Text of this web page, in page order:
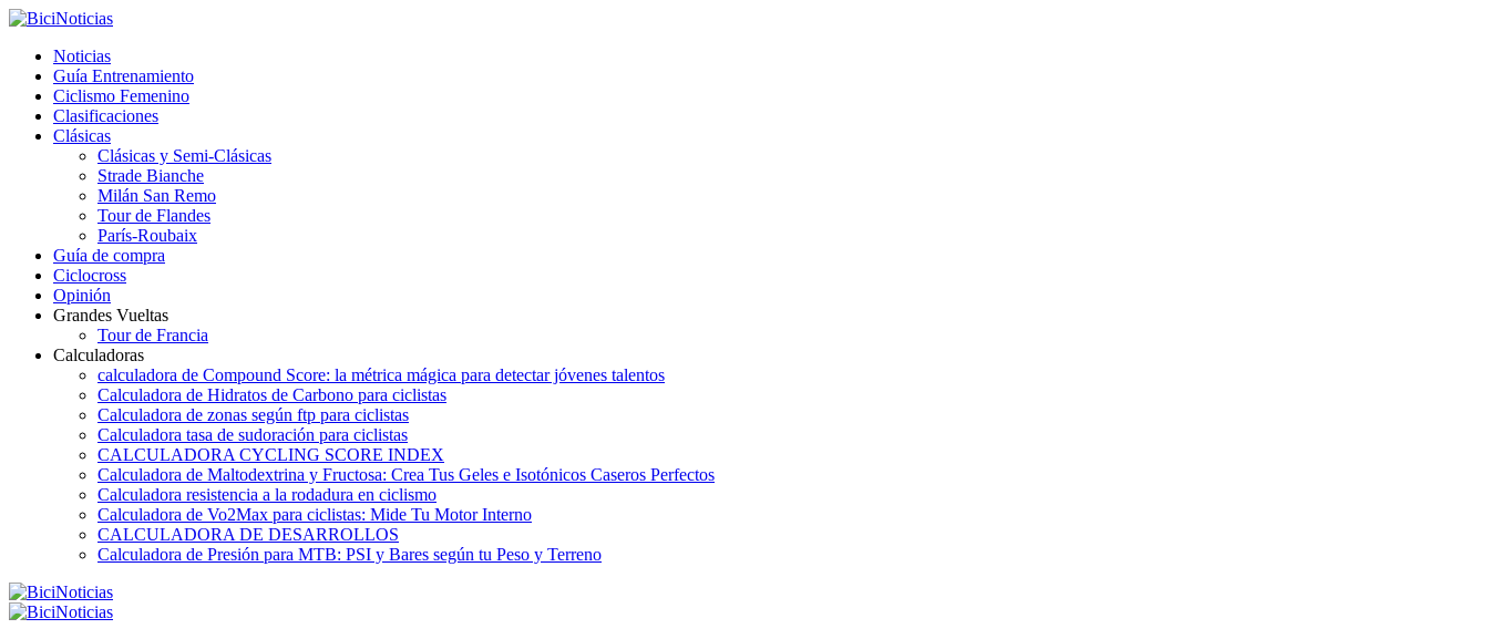
Noticias
Guía Entrenamiento
Ciclismo Femenino
Clasificaciones
Clásicas
Clásicas y Semi-Clásicas
Strade Bianche
Milán San Remo
Tour de Flandes
París-Roubaix
Guía de compra
Ciclocross
Opinión
Grandes Vueltas
Tour de Francia
Calculadoras
calculadora de Compound Score: la métrica mágica para detectar jóvenes talentos
Calculadora de Hidratos de Carbono para ciclistas
Calculadora de zonas según ftp para ciclistas
Calculadora tasa de sudoración para ciclistas
CALCULADORA CYCLING SCORE INDEX
Calculadora de Maltodextrina y Fructosa: Crea Tus Geles e Isotónicos Caseros Perfectos
Calculadora resistencia a la rodadura en ciclismo
Calculadora de Vo2Max para ciclistas: Mide Tu Motor Interno
CALCULADORA DE DESARROLLOS
Calculadora de Presión para MTB: PSI y Bares según tu Peso y Terreno